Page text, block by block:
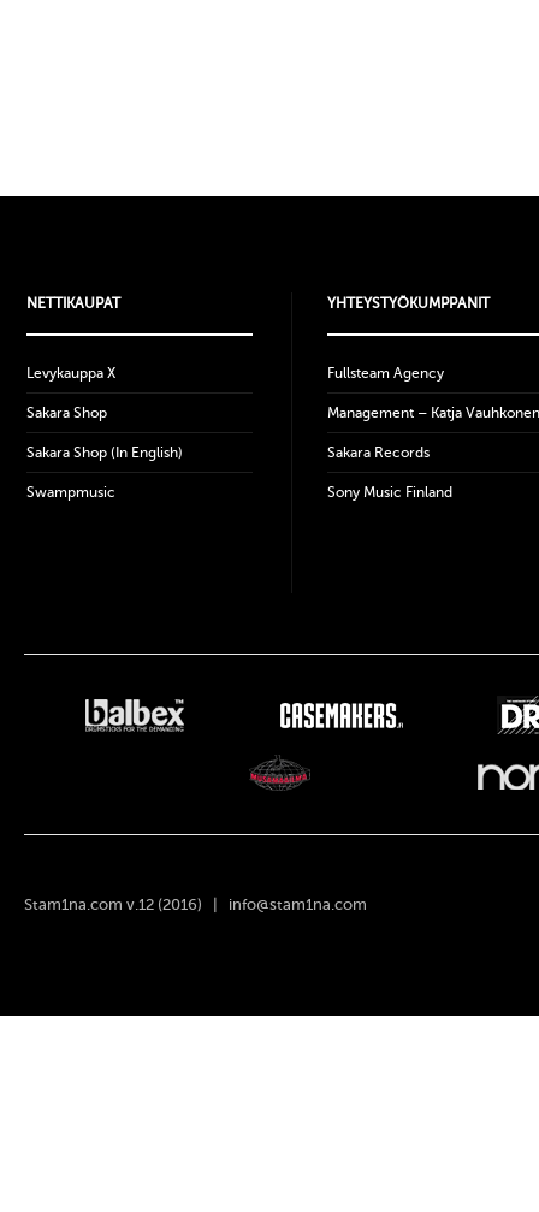
NETTIKAUPAT
Levykauppa X
Sakara Shop
Sakara Shop (In English)
Swampmusic
YHTEYSTYÖKUMPPANIT
Fullsteam Agency
Management – Katja Vauhkonen
Sakara Records
Sony Music Finland
Stam1na.com v.12 (2016) | info@stam1na.com